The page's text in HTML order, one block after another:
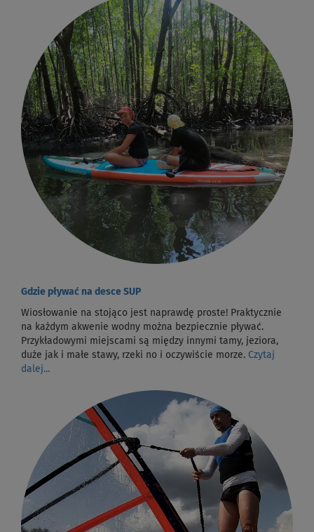
Gdzie pływać na desce SUP
Wiosłowanie na stojąco jest naprawdę proste! Praktycznie
na każdym akwenie wodny można bezpiecznie pływać.
Przykładowymi miejscami są między innymi tamy, jeziora,
duże jak i małe stawy, rzeki no i oczywiście morze. Czytaj
dalej...